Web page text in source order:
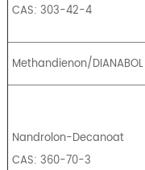
CAS: 303-42-4
Methandienon/DIANABOL
Nandrolon-Decanoat
CAS: 360-70-3